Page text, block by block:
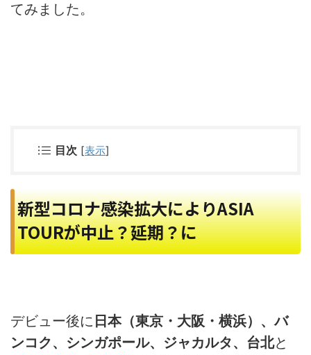
てみました。
目次 [表示]
新型コロナ感染拡大によりASIA
TOURが中止？延期？に
デビュー後に 日本（東京・大阪・横浜）、バ
ンコク、シンガポール、ジャカルタ、台北と